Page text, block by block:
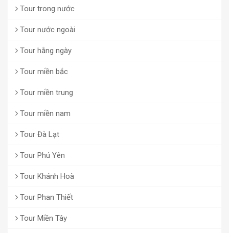
Tour trong nước
Tour nước ngoài
Tour hằng ngày
Tour miền bắc
Tour miền trung
Tour miền nam
Tour Đà Lạt
Tour Phú Yên
Tour Khánh Hoà
Tour Phan Thiết
Tour Miền Tây